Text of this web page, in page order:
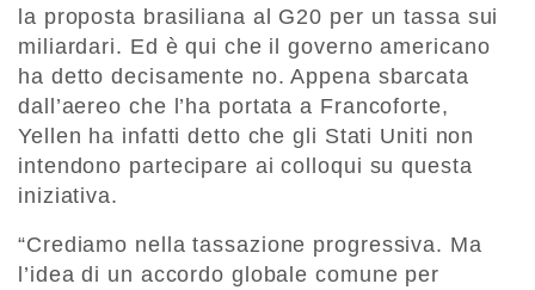
la proposta brasiliana al G20 per un tassa sui
miliardari. Ed è qui che il governo americano
ha detto decisamente no. Appena sbarcata
dall’aereo che l’ha portata a Francoforte,
Yellen ha infatti detto che gli Stati Uniti non
intendono partecipare ai colloqui su questa
iniziativa.
“Crediamo nella tassazione progressiva. Ma
l’idea di un accordo globale comune per